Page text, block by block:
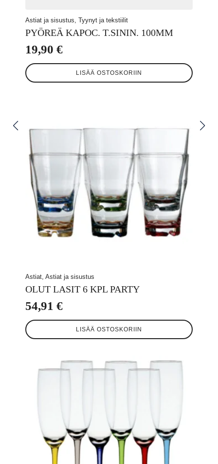
Astiat ja sisustus, Tyynyt ja tekstiilit
PYÖREÄ KAPOC. T.SININ. 100MM
19,90 €
LISÄÄ OSTOSKORIIN
Astiat, Astiat ja sisustus
OLUT LASIT 6 KPL PARTY
54,91 €
LISÄÄ OSTOSKORIIN